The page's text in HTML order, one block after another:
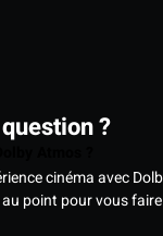
?
cinéma avec
point pour vous